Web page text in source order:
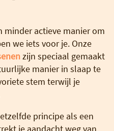
minder actieve manier om
we iets voor je. Onze
zijn speciaal gemaakt
manier in slaap te
stem terwijl je
principe als een